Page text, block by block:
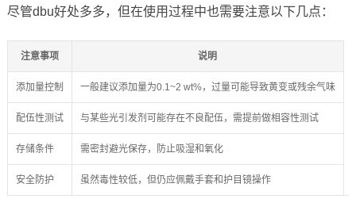
尽管dbu好处多多，但在使用过程中也需要注意以下几点：
注意事项 说明
添加量控制 一般建议添加量为0.1~2 wt%，过量可能导致黄变或残余气味
配伍性测试 与某些光引发剂可能存在不良配伍，需提前做相容性测试
存储条件 需密封避光保存，防止吸湿和氧化
安全防护 虽然毒性较低，但仍应佩戴手套和护目镜操作